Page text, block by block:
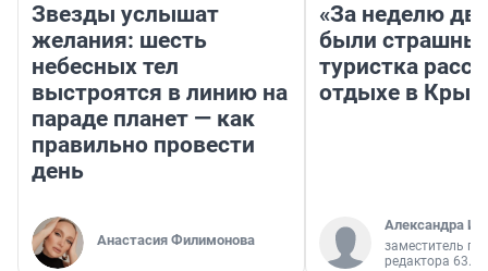
Звезды услышат
желания: шесть
небесных тел
выстроятся в линию на
параде планет — как
правильно провести
день
Анастасия Филимонова
«За неделю
были
туристка
отдыхе в
Александра
заместитель
редактора 63.RU